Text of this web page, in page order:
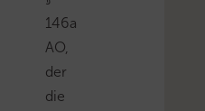
146a
AO,
der
die